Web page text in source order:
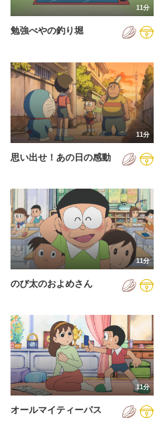
あいうえお順(降順)
動画が長い順
動画が短い順
2007年
2008年
2011年
2012年
2013年
2014年
2015年
2016年
2017年
2019年
2020年
2021年
2022年
11分
勉強べやの釣り堀
11分
思い出せ！あの日の感動
11分
のび太のおよめさん
11分
オールマイティーパス